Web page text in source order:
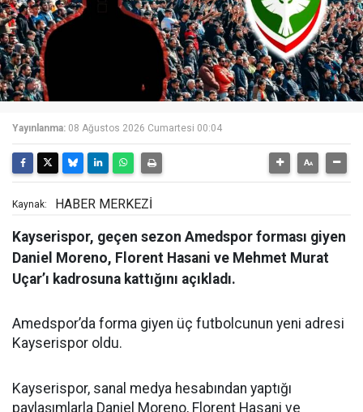
Yayınlanma: 08 Ağustos 2026 Cumartesi 00:04
Kaynak: HABER MERKEZİ
Kayserispor, geçen sezon Amedspor forması giyen
Daniel Moreno, Florent Hasani ve Mehmet Murat
Uçar’ı kadrosuna kattığını açıkladı.
Amedspor’da forma giyen üç futbolcunun yeni adresi
Kayserispor oldu.
Kayserispor, sanal medya hesabından yaptığı
paylaşımlarla Daniel Moreno, Florent Hasani ve